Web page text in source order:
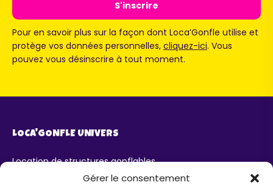
Gérer le consentement
Pour en savoir plus sur la façon dont Loca’Gonfle utilise et
protège vos données personnelles, cliquez-ici. Vous
pouvez vous désinscrire à tout moment.
LOCA'GONFLE UNIVERS
Location de structures gonflables
Parc Loca'Gonfle XXL Colmar